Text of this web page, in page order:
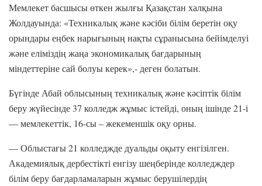
Мемлекет басшысы өткен жылғы Қазақстан халқына
Жолдауында: «Техникалық және кәсіби білім беретін оқу
орындары еңбек нарығының нақты сұранысына бейімделуі
және еліміздің жаңа экономикалық бағдарының
міндеттеріне сай болуы керек»,- деген болатын.
Бүгінде Абай облысының техникалық және кәсіптік білім
беру жүйесінде 37 колледж жұмыс істейді, оның ішінде 21-і
— мемлекеттік, 16-сы – жекеменшік оқу орны.
— Облыстағы 21 колледжде дуальды оқыту енгізілген.
Академиялық дербестікті енгізу шеңберінде колледждер
білім беру бағдарламаларын жұмыс берушілердің